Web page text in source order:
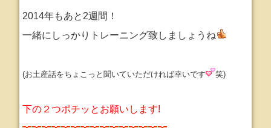
2014年もあと2週間！
一緒にしっかりトレーニング致しましょうね
(お土産話をちょこっと聞いていただければ幸いです 笑)
下の２つポチッとお願いします!